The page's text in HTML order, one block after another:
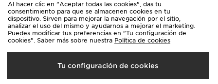
Selecciona País
España
Al hacer clic en "Aceptar todas las cookies", das tu
consentimiento para que se almacenen cookies en tu
dispositivo. Sirven para mejorar la navegación por el sitio,
analizar el uso del mismo y ayudarnos a mejorar el marketing.
Puedes modificar tus preferencias en "Tu configuración de
cookies". Saber más sobre nuestra Política de cookies
Tu configuración de cookies